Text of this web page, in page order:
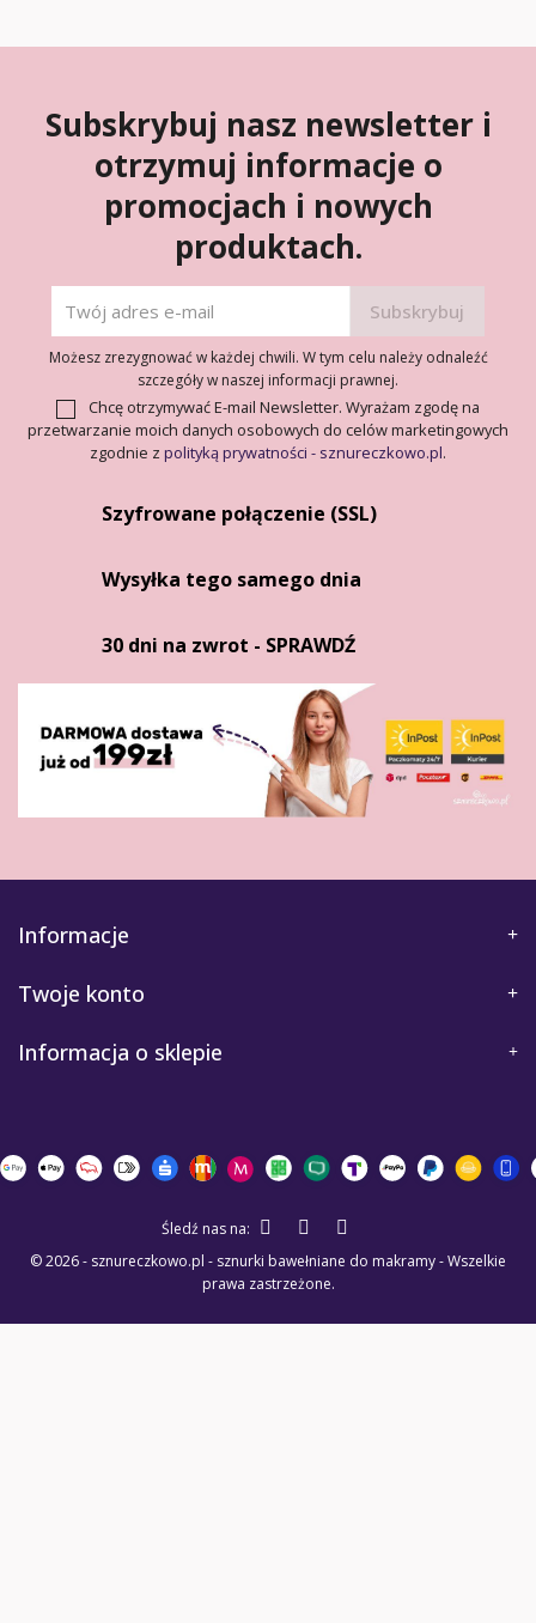
Subskrybuj nasz newsletter i
otrzymuj informacje o
promocjach i nowych
produktach.
Możesz zrezygnować w każdej chwili. W tym celu należy odnaleźć
szczegóły w naszej informacji prawnej.
Chcę otrzymywać E-mail Newsletter. Wyrażam zgodę na
przetwarzanie moich danych osobowych do celów marketingowych
zgodnie z polityką prywatności - sznureczkowo.pl.
Szyfrowane połączenie (SSL)
Wysyłka tego samego dnia
30 dni na zwrot - SPRAWDŹ
Informacje
Twoje konto
Informacja o sklepie
© 2026 - sznureczkowo.pl - sznurki bawełniane do makramy - Wszelkie
prawa zastrzeżone.
Śledź nas na: